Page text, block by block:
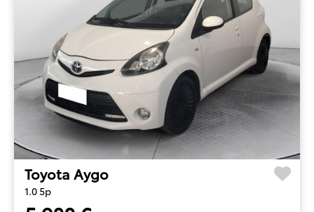
Toyota Aygo
1.0 5p